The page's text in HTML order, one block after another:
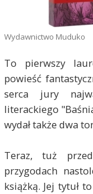
Wydawnictwo Muduko
To pierwszy
powieść
serca jury
literackiego
wydał także dwa
Teraz, tuż
przygodach
książką. Jej tytuł